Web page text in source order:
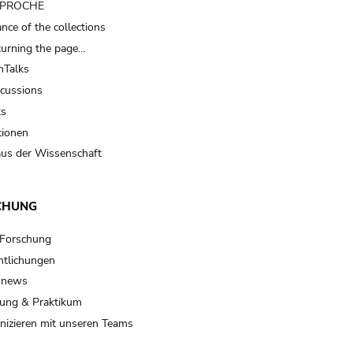
of the collections
the page…
der Wissenschaft
& Praktikum
mit unseren Teams